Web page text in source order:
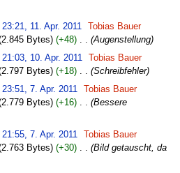
23:21, 11. Apr. 2011
Tobias Bauer
2.845 Bytes +48 ‎ Augenstellung
21:03, 10. Apr. 2011
Tobias Bauer
2.797 Bytes +18 ‎ Schreibfehler
23:51, 7. Apr. 2011
Tobias Bauer
2.779 Bytes +16 ‎
Bessere
21:55, 7. Apr. 2011
Tobias Bauer
2.763 Bytes +30 ‎
Bild getauscht, da